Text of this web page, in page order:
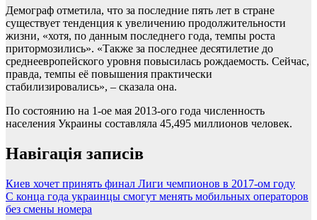
Демограф отметила, что за последние пять лет в стране
существует тенденция к увеличению продолжительности
жизни, «хотя, по данным последнего года, темпы роста
притормозились». «Также за последнее десятилетие до
среднеевропейского уровня повысилась рождаемость. Сейчас,
правда, темпы её повышения практически
стабилизировались», – сказала она.
По состоянию на 1-ое мая 2013-ого года численность
населения Украины составляла 45,495 миллионов человек.
Навігація записів
Киев хочет принять финал Лиги чемпионов в 2017-ом году
С конца года украинцы смогут менять мобильных операторов
без смены номера